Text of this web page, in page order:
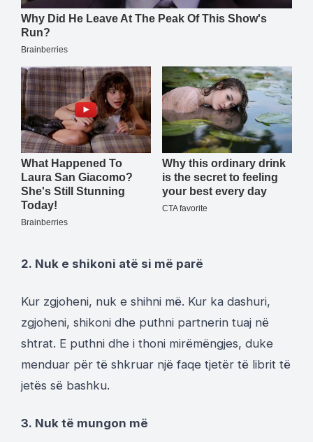
2. Nuk e shikoni atë si më parë
Kur zgjoheni, nuk e shihni më. Kur ka dashuri,
zgjoheni, shikoni dhe puthni partnerin tuaj në
shtrat. E puthni dhe i thoni mirëmëngjes, duke
menduar për të shkruar një faqe tjetër të librit të
jetës së bashku.
3. Nuk të mungon më